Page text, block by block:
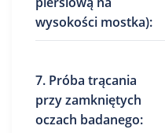
wysokości mostka):
7. Próba trącania
przy zamkniętych
oczach badanego: